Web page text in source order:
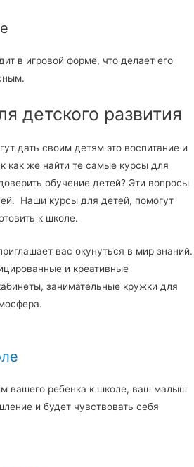
в игровой форме, что делает его
детского развития
дать своим детям это воспитание и
как же найти те самые курсы для
обучение детей? Эти вопросы
Наши курсы для детей, помогут
к школе.
вас окунуться в мир знаний.
и креативные
занимательные кружки для
вашего ребенка к школе, ваш малыш
и будет чувствовать себя